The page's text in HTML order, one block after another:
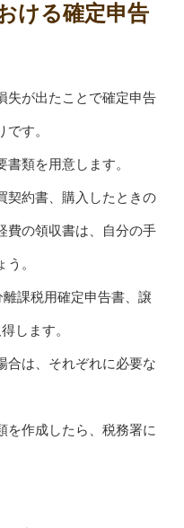
ける確定申告
失が出たことで確定申告
す。
類を用意します。
契約書、購入したときの
費の領収書は、自分の手
。
課税用確定申告書、譲
します。
合は、それぞれに必要な
を作成したら、税務署に